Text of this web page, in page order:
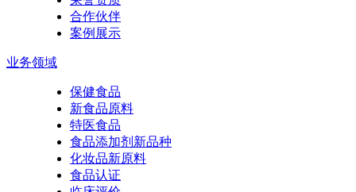
合作伙伴
案例展示
业务领域
保健食品
新食品原料
特医食品
食品添加剂新品种
化妆品新原料
食品认证